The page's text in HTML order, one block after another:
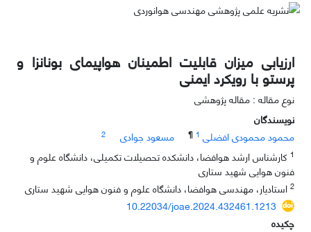
ارزیابی میزان قابلیت اطمینان هواپیمای بونانزا و
پرستو با رویکرد ایمنی
نوع مقاله : مقاله پژوهشی
نویسندگان
محمود محمودی افضلی 1
¶ مسعود جوادی
2
1 کارشناس ارشد هوافضا، دانشکده تحصیلات تکمیلی، دانشگاه علوم و
فنون هوایی شهید ستاری
2 استادیار، مهندسی هوافضا، دانشگاه علوم و فنون هوایی شهید ستاری
10.22034/joae.2024.432461.1213
چکیده